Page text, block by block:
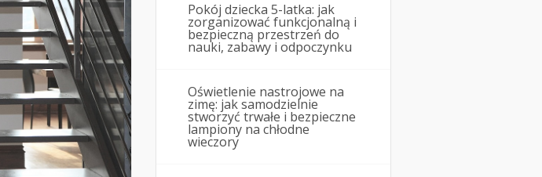
Pokój dziecka 5-latka: jak
zorganizować funkcjonalną i
bezpieczną przestrzeń do
nauki, zabawy i odpoczynku
Oświetlenie nastrojowe na
zimę: jak samodzielnie
stworzyć trwałe i bezpieczne
lampiony na chłodne
wieczory